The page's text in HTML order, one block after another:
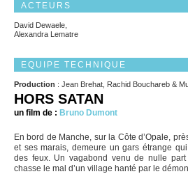
ACTEURS
David Dewaele,
Alexandra Lematre
EQUIPE TECHNIQUE
Production : Jean Brehat, Rachid Bouchareb &
HORS SATAN
un film de : Bruno Dumont
En bord de Manche, sur la Côte d’Opale,
et ses marais, demeure un gars étrange
des feux. Un vagabond venu de nulle
chasse le mal d’un village hanté par le